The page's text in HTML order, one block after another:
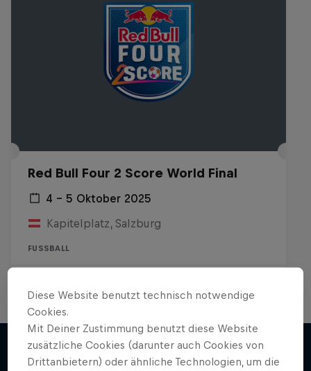
Red Bull Four 2 Score World Final
4 – 5 Oktober 2025
Kapitelplatz, Salzburg
FUSSBALL
Diese Website benutzt technisch notwendige
Cookies.
Mit Deiner Zustimmung benutzt diese Website
zusätzliche Cookies (darunter auch Cookies von
Drittanbietern) oder ähnliche Technologien, um die